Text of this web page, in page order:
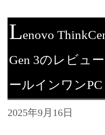
Lenovo
Gen 3のレビュ
ールインワンPC
2025年9月16日